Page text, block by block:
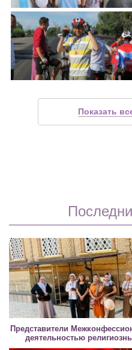
Показать
Представители
деятельностью